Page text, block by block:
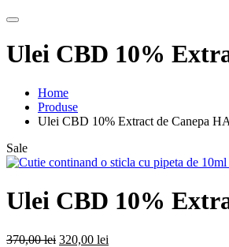
Ulei CBD 10%
Home
Produse
Ulei CBD 10% Extract de Canepa
Sale
Ulei CBD 10%
370,00lei Prețul
320,00 lei